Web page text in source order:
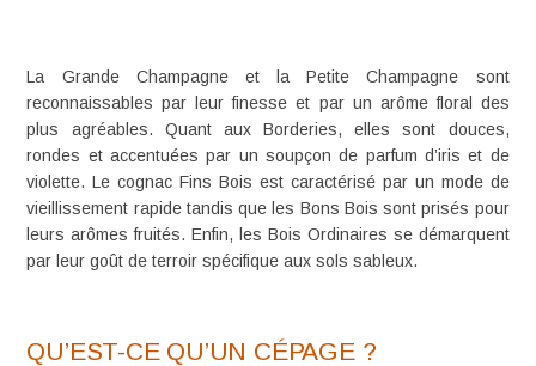
La Grande Champagne et la Petite Champagne sont
reconnaissables par leur finesse et par un arôme floral des
plus agréables. Quant aux Borderies, elles sont douces,
rondes et accentuées par un soupçon de parfum d’iris et de
violette. Le cognac Fins Bois est caractérisé par un mode de
vieillissement rapide tandis que les Bons Bois sont prisés pour
leurs arômes fruités. Enfin, les Bois Ordinaires se démarquent
par leur goût de terroir spécifique aux sols sableux.
QU’EST-CE QU’UN CÉPAGE ?